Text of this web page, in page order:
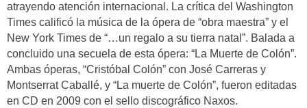
atrayendo atención internacional. La crítica del Washington
Times calificó la música de la ópera de “obra maestra” y el
New York Times de “…un regalo a su tierra natal”. Balada a
concluido una secuela de esta ópera: “La Muerte de Colón”.
Ambas óperas, “Cristóbal Colón” con José Carreras y
Montserrat Caballé, y “La muerte de Colón”, fueron editadas
en CD en 2009 con el sello discográfico Naxos.